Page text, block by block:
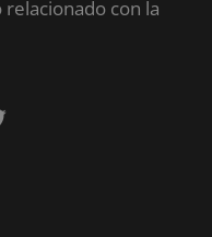
con la